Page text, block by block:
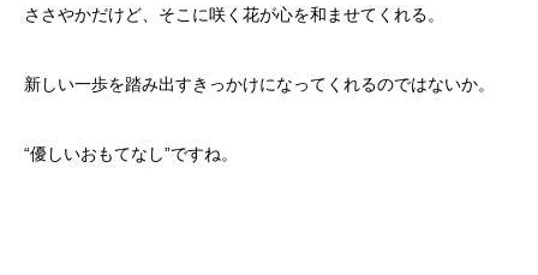
ささやかだけど、そこに咲く花が心を和ませてくれる。
新しい一歩を踏み出すきっかけになってくれるのではないか。
“優しいおもてなし”ですね。